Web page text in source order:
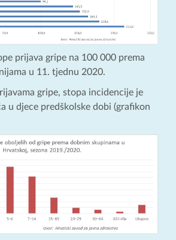
prijava gripe na 100 000 prema
u 11. tjednu 2020.
gripe, stopa incidencije je
u djece predškolske dobi (grafikon